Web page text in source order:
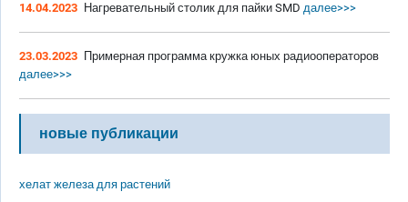
14.04.2023 Нагревательный столик для пайки SMD далее>>>
23.03.2023 Примерная программа кружка юных радиооператоров
далее>>>
новые публикации
хелат железа для растений